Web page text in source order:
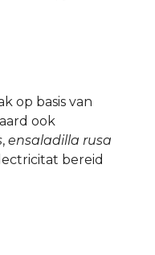
op basis van
ook
, ensaladilla rusa
bereid